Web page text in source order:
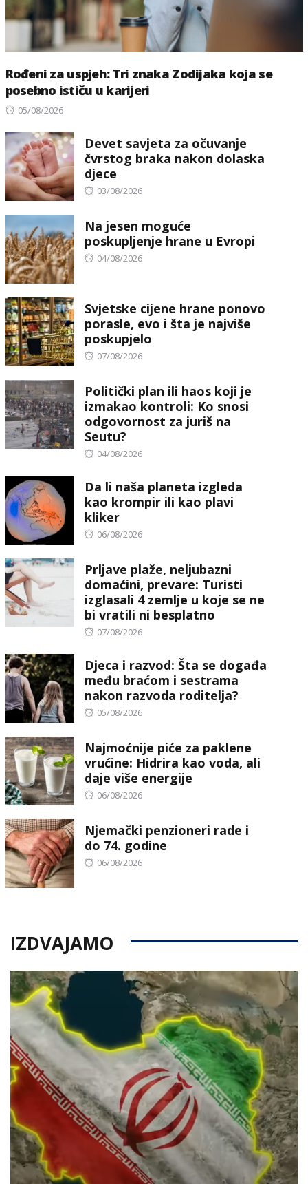
Rođeni za uspjeh: Tri znaka Zodijaka koja se
posebno ističu u karijeri
Posted
05/08/2026
Devet savjeta za očuvanje
čvrstog braka nakon dolaska
djece
Posted
03/08/2026
Na jesen moguće
poskupljenje hrane u Evropi
Posted
04/08/2026
Svjetske cijene hrane ponovo
porasle, evo i šta je najviše
poskupjelo
Posted
07/08/2026
Politički plan ili haos koji je
izmakao kontroli: Ko snosi
odgovornost za juriš na
Seutu?
Posted
04/08/2026
Da li naša planeta izgleda
kao krompir ili kao plavi
kliker
Posted
06/08/2026
Prljave plaže, neljubazni
domaćini, prevare: Turisti
izglasali 4 zemlje u koje se ne
bi vratili ni besplatno
Posted
07/08/2026
Djeca i razvod: Šta se događa
među braćom i sestrama
nakon razvoda roditelja?
Posted
05/08/2026
Najmoćnije piće za paklene
vrućine: Hidrira kao voda, ali
daje više energije
Posted
06/08/2026
Njemački penzioneri rade i
do 74. godine
Posted
06/08/2026
IZDVAJAMO